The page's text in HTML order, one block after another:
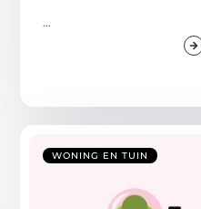
...
WONING EN TUIN